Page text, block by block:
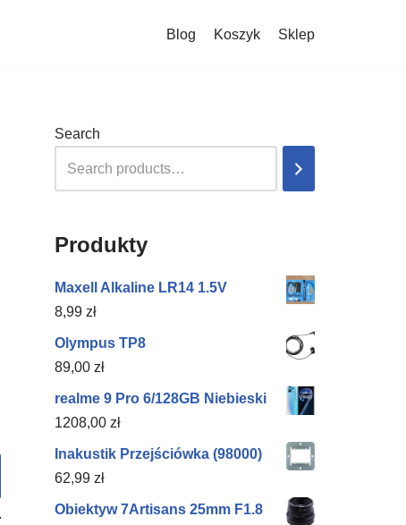
Blog Koszyk Sklep
Search
Produkty
Maxell Alkaline LR14 1.5V
8,99 zł
Olympus TP8
89,00 zł
realme 9 Pro 6/128GB Niebieski
1208,00 zł
Inakustik Przejściówka (98000)
62,99 zł
Obiektyw 7Artisans 25mm F1.8